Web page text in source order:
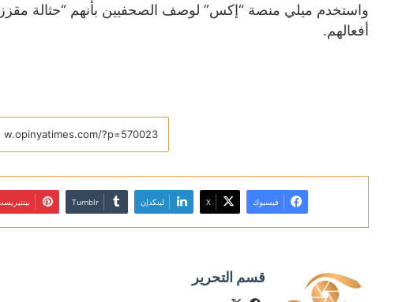
واستخدم ميلي منصة “إكس” لوصف الصحفيين بأنهم “حثالة
أفعالهم.
فيسبوك X لينكدإن
قسم التحرير